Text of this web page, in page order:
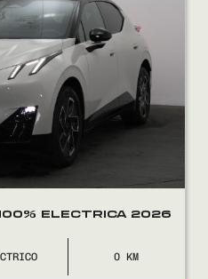
ELECTRICA 2026
0